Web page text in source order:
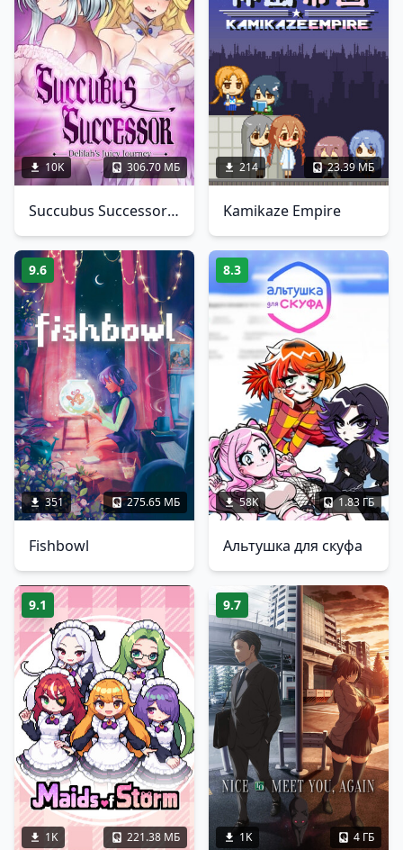
10K 306.70 МБ
Succubus Successor: Delilah's Juicy Journey
214 23.39 МБ
Kamikaze Empire
9.6
351 275.65 МБ
Fishbowl
8.3
58K 1.83 ГБ
Альтушка для скуфа
9.1
1K 221.38 МБ
9.7
1K 4 ГБ